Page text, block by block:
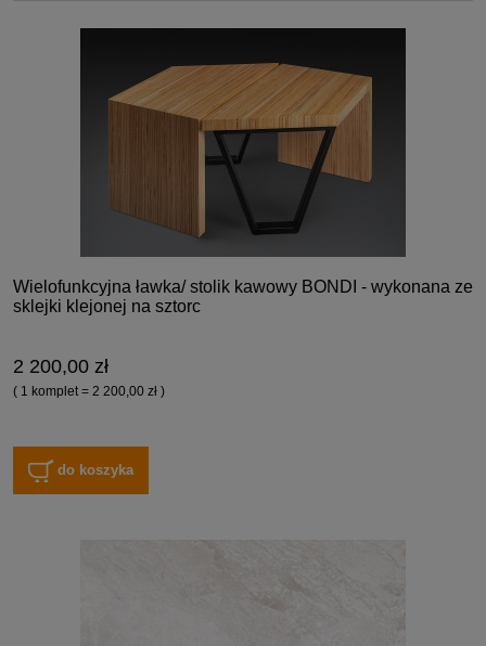
Wielofunkcyjna ławka/ stolik kawowy BONDI - wykonana ze
sklejki klejonej na sztorc
2 200,00 zł
( 1 komplet = 2 200,00 zł )
do koszyka